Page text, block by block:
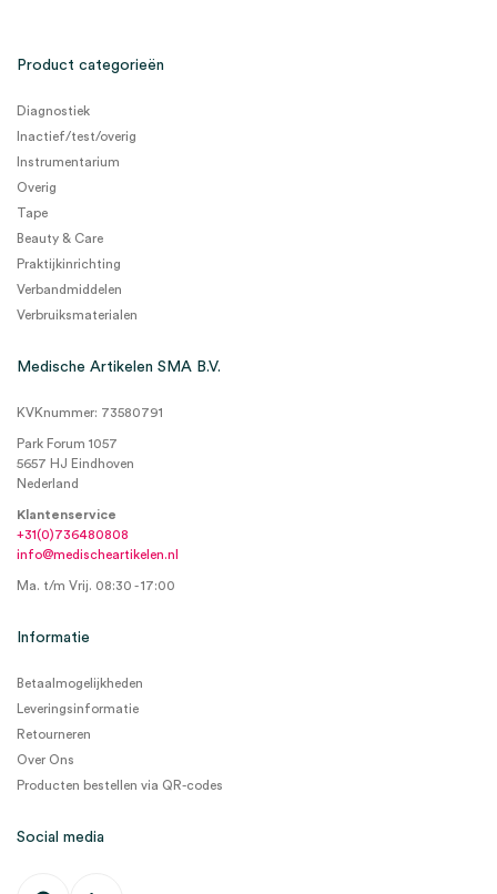
Product categorieën
Diagnostiek
Inactief/test/overig
Instrumentarium
Overig
Tape
Beauty & Care
Praktijkinrichting
Verbandmiddelen
Verbruiksmaterialen
Medische Artikelen SMA B.V.
KVKnummer: 73580791
Park Forum 1057
5657 HJ Eindhoven
Nederland
Klantenservice
+31(0)736480808
info@medischeartikelen.nl
Ma. t/m Vrij. 08:30 - 17:00
Informatie
Betaalmogelijkheden
Leveringsinformatie
Retourneren
Over Ons
Producten bestellen via QR-codes
Social media